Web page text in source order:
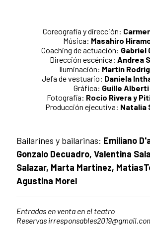
Coreografía y dirección:
Música: Masahiro
Coaching de actuación: Gabriel
Dirección escénica: Andrea
Iluminación: Martin
Jefa de vestuario: Daniela
Gráfica: Guille Alberti
Fotografía: Rocío Rivera y
Producción ejecutiva: Natalia
Bailarines y bailarinas: Emiliano
Gonzalo Decuadro, Valentina
Salazar, Marta Martinez,
Agustina Morel
Entradas en venta en el teatro
Reservas